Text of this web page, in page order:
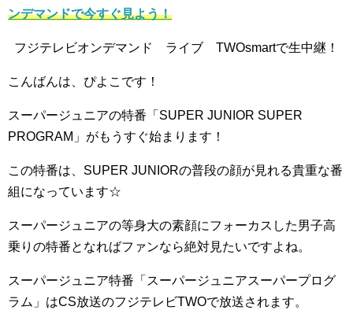
ンデマンドで今すぐ見よう！
フジテレビオンデマンド ライブ TWOsmartで生中継！
こんばんは、ぴよこです！
スーパージュニアの特番「SUPER JUNIOR SUPER
PROGRAM」がもうすぐ始まります！
この特番は、SUPER JUNIORの普段の顔が見れる貴重な番
組になっています☆
スーパージュニアの等身大の素顔にフォーカスした男子高
乗りの特番となればファンなら絶対見たいですよね。
スーパージュニア特番「スーパージュニアスーパープログ
ラム」はCS放送のフジテレビTWOで放送されます。